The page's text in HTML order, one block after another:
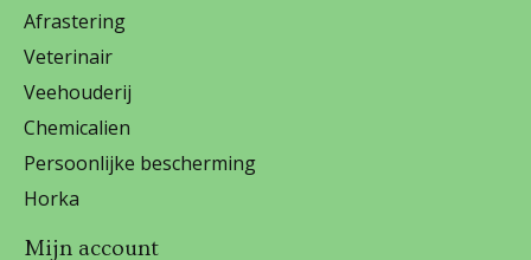
Afrastering
Veterinair
Veehouderij
Chemicalien
Persoonlijke bescherming
Horka
Mijn account